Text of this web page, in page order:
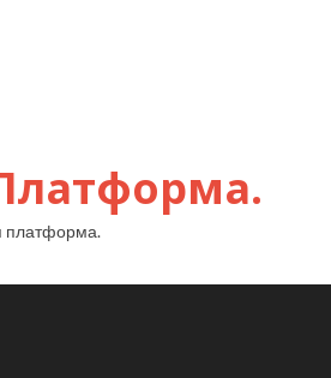
платформа.